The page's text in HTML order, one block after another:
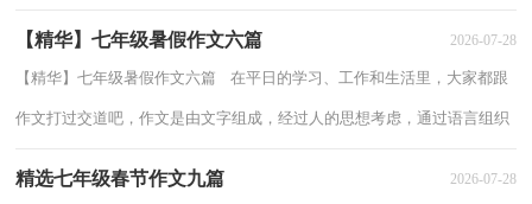
【精华】七年级暑假作文六篇 2026-07-28
【精华】七年级暑假作文六篇 在平日的学习、工作和生活里，大家都跟
作文打过交道吧，作文是由文字组成，经过人的思想考虑，通过语言组织
精选七年级春节作文九篇 2026-07-28